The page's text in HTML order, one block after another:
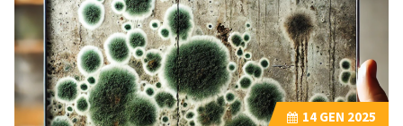
14 GEN 2025